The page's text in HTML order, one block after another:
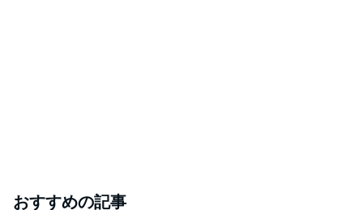
おすすめの記事